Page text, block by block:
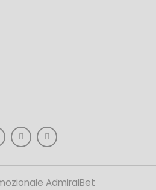
AdmiralBet